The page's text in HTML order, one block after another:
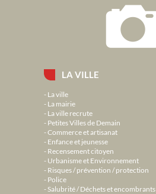
LA VILLE
La ville
La mairie
La ville recrute
Petites Villes de Demain
Commerce et artisanat
Enfance et jeunesse
Recensement citoyen
Urbanisme et Environnement
Risques / prévention / protection
Police
Salubrité / Déchets et encombrants